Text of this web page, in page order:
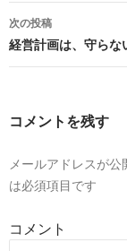
稿
ナ
ゲ
シ
ン
次の投稿
経営計画は、守らな
コメントを残す
メールアドレスが公
は必須項目です
コメント